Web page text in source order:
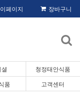
페이지 장바구니
청정태안식품
품
고객센터